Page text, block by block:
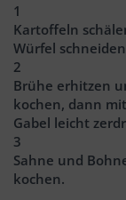
1
Kartoffeln
Würfel
2
Brühe erhitzen
kochen, dann
Gabel leicht
3
Sahne und
kochen.